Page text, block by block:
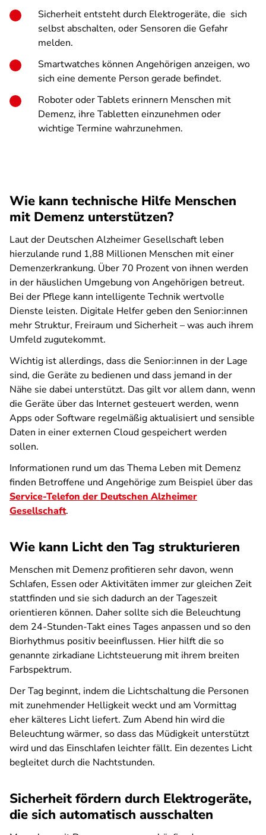
Sicherheit entsteht durch Elektrogeräte, die sich
selbst abschalten, oder Sensoren die Gefahr
melden.
Smartwatches können Angehörigen anzeigen, wo
sich eine demente Person gerade befindet.
Roboter oder Tablets erinnern Menschen mit
Demenz, ihre Tabletten einzunehmen oder
wichtige Termine wahrzunehmen.
Wie kann technische Hilfe Menschen
mit Demenz unterstützen?
Laut der Deutschen Alzheimer Gesellschaft leben
hierzulande rund 1,88 Millionen Menschen mit einer
Demenzerkrankung. Über 70 Prozent von ihnen werden
in der häuslichen Umgebung von Angehörigen betreut.
Bei der Pflege kann intelligente Technik wertvolle
Dienste leisten. Digitale Helfer geben den Senior:innen
mehr Struktur, Freiraum und Sicherheit – was auch ihrem
Umfeld zugutekommt.
Wichtig ist allerdings, dass die Senior:innen in der Lage
sind, die Geräte zu bedienen und dass jemand in der
Nähe sie dabei unterstützt. Das gilt vor allem dann, wenn
die Geräte über das Internet gesteuert werden, wenn
Apps oder Software regelmäßig aktualisiert und sensible
Daten in einer externen Cloud gespeichert werden
sollen.
Informationen rund um das Thema Leben mit Demenz
finden Betroffene und Angehörige zum Beispiel über das
Service-Telefon der Deutschen Alzheimer
Gesellschaft.
Wie kann Licht den Tag strukturieren
Menschen mit Demenz profitieren sehr davon, wenn
Schlafen, Essen oder Aktivitäten immer zur gleichen Zeit
stattfinden und sie sich dadurch an der Tageszeit
orientieren können. Daher sollte sich die Beleuchtung
dem 24-Stunden-Takt eines Tages anpassen und so den
Biorhythmus positiv beeinflussen. Hier hilft die so
genannte zirkadiane Lichtsteuerung mit ihrem breiten
Farbspektrum.
Der Tag beginnt, indem die Lichtschaltung die Personen
mit zunehmender Helligkeit weckt und am Vormittag
eher kälteres Licht liefert. Zum Abend hin wird die
Beleuchtung wärmer, so dass das Müdigkeit unterstützt
wird und das Einschlafen leichter fällt. Ein dezentes Licht
begleitet durch die Nachtstunden.
Sicherheit fördern durch Elektrogeräte,
die sich automatisch ausschalten